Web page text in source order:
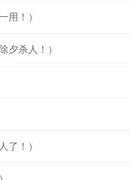
用！）
夕杀人！）
了！）